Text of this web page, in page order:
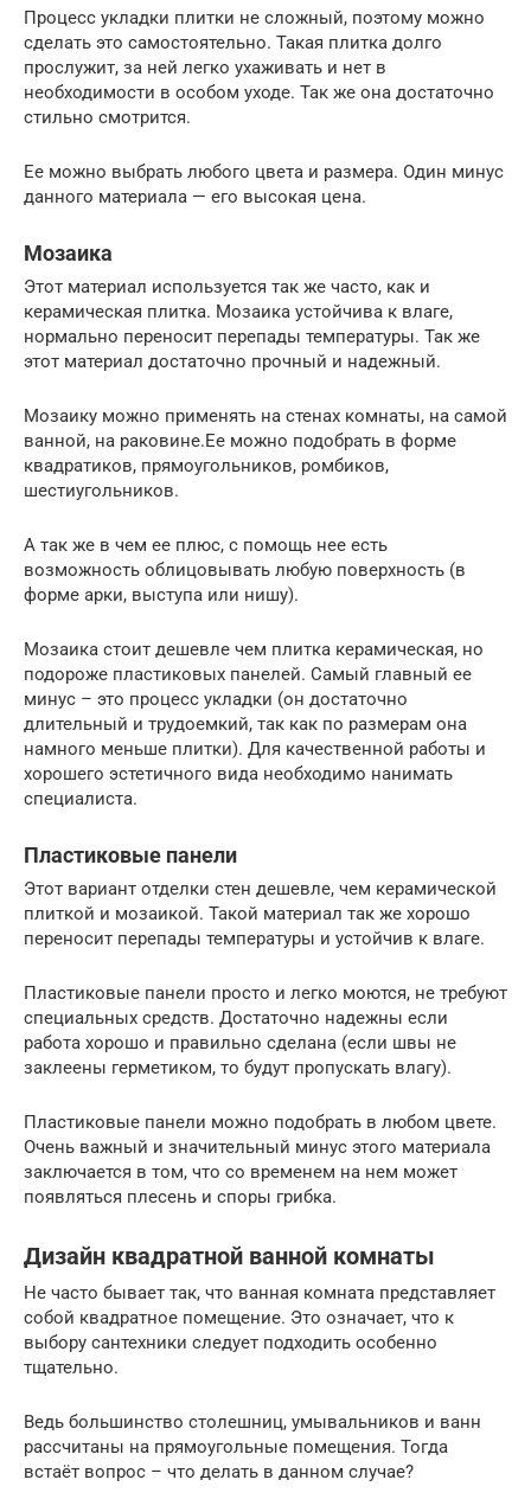
Процесс укладки плитки не сложный, поэтому можно
сделать это самостоятельно. Такая плитка долго
прослужит, за ней легко ухаживать и нет в
необходимости в особом уходе. Так же она достаточно
стильно смотрится.
Ее можно выбрать любого цвета и размера. Один минус
данного материала — его высокая цена.
Мозаика
Этот материал используется так же часто, как и
керамическая плитка. Мозаика устойчива к влаге,
нормально переносит перепады температуры. Так же
этот материал достаточно прочный и надежный.
Мозаику можно применять на стенах комнаты, на самой
ванной, на раковине.Ее можно подобрать в форме
квадратиков, прямоугольников, ромбиков,
шестиугольников.
А так же в чем ее плюс, с помощь нее есть
возможность облицовывать любую поверхность (в
форме арки, выступа или нишу).
Мозаика стоит дешевле чем плитка керамическая, но
подороже пластиковых панелей. Самый главный ее
минус – это процесс укладки (он достаточно
длительный и трудоемкий, так как по размерам она
намного меньше плитки). Для качественной работы и
хорошего эстетичного вида необходимо нанимать
специалиста.
Пластиковые панели
Этот вариант отделки стен дешевле, чем керамической
плиткой и мозаикой. Такой материал так же хорошо
переносит перепады температуры и устойчив к влаге.
Пластиковые панели просто и легко моются, не требуют
специальных средств. Достаточно надежны если
работа хорошо и правильно сделана (если швы не
заклеены герметиком, то будут пропускать влагу).
Пластиковые панели можно подобрать в любом цвете.
Очень важный и значительный минус этого материала
заключается в том, что со временем на нем может
появляться плесень и споры грибка.
Дизайн квадратной ванной комнаты
Не часто бывает так, что ванная комната представляет
собой квадратное помещение. Это означает, что к
выбору сантехники следует подходить особенно
тщательно.
Ведь большинство столешниц, умывальников и ванн
рассчитаны на прямоугольные помещения. Тогда
встаёт вопрос – что делать в данном случае?